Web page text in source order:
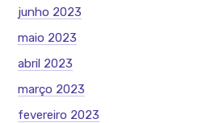
junho 2023
maio 2023
abril 2023
março 2023
fevereiro 2023